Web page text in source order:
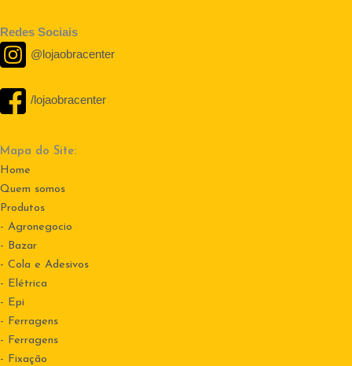
Redes Sociais
@lojaobracenter
/lojaobracenter
Mapa do Site:
Home
Quem somos
Produtos
- Agronegocio
- Bazar
- Cola e Adesivos
- Elétrica
- Epi
- Ferragens
- Ferragens
- Fixação